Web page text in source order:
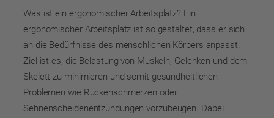
Was ist ein ergonomischer Arbeitsplatz? Ein
ergonomischer Arbeitsplatz ist so gestaltet, dass er sich
an die Bedürfnisse des menschlichen Körpers anpasst.
Ziel ist es, die Belastung von Muskeln, Gelenken und dem
Skelett zu minimieren und somit gesundheitlichen
Problemen wie Rückenschmerzen oder
Sehnenscheidenentzündungen vorzubeugen. Dabei